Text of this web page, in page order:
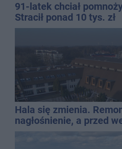
91-latek chciał
Stracił ponad 10 tys. zł
Hala się zmienia.
nagłośnienie, a przed
QEMETICA ARENA